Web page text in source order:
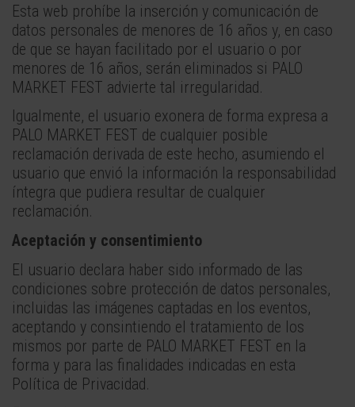
Esta web prohíbe la inserción y comunicación de
datos personales de menores de 16 años y, en caso
de que se hayan facilitado por el usuario o por
menores de 16 años, serán eliminados si PALO
MARKET FEST advierte tal irregularidad.
Igualmente, el usuario exonera de forma expresa a
PALO MARKET FEST de cualquier posible
reclamación derivada de este hecho, asumiendo el
usuario que envió la información la responsabilidad
íntegra que pudiera resultar de cualquier
reclamación.
Aceptación y consentimiento
El usuario declara haber sido informado de las
condiciones sobre protección de datos personales,
incluidas las imágenes captadas en los eventos,
aceptando y consintiendo el tratamiento de los
mismos por parte de PALO MARKET FEST en la
forma y para las finalidades indicadas en esta
Política de Privacidad.